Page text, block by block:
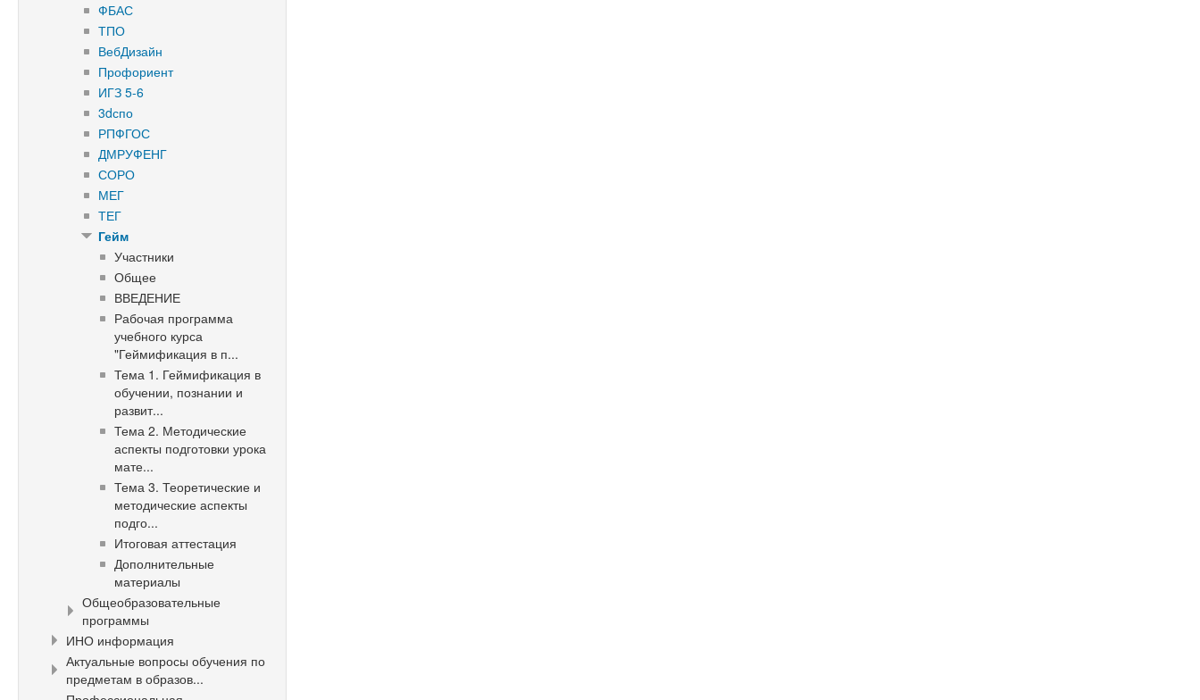
ФБАС
ТПО
ВебДизайн
Профориент
ИГЗ 5-6
3dспо
РПФГОС
ДМРУФЕНГ
СОРО
МЕГ
ТЕГ
Гейм
Участники
Общее
ВВЕДЕНИЕ
Рабочая программа
учебного курса
"Геймификация в п...
Тема 1. Геймификация в
обучении, познании и
развит...
Тема 2. Методические
аспекты подготовки урока
мате...
Тема 3. Теоретические и
методические аспекты
подго...
Итоговая аттестация
Дополнительные
материалы
Общеобразовательные
программы
ИНО информация
Актуальные вопросы обучения по
предметам в образов...